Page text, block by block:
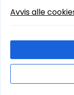
© 2026
Avvis alle
Cookies